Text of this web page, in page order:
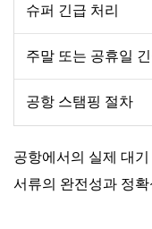
슈퍼 긴급 처리
주말 또는 공휴일
공항 스탬핑 절차
공항에서의 실제 대
서류의 완전성과 정